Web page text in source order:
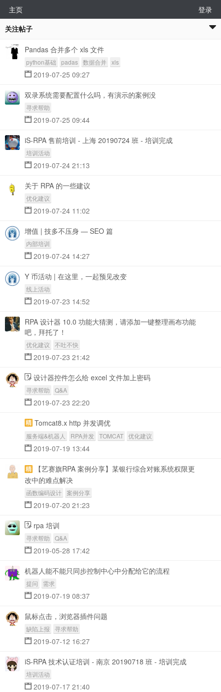
主页
登录
关注帖子
Pandas 合并多个 xls 文件
python基础 padas 数据合并 xls
2019-07-25 09:27
双录系统需要配置什么吗，有演示的案例没
寻求帮助
2019-07-25 09:44
iS-RPA 售前培训 - 上海 20190724 班 - 培训完成
培训活动
2019-07-24 21:13
关于 RPA 的一些建议
优化建议
2019-07-24 11:02
增值 | 技多不压身 — SEO 篇
内部培训
2019-07-24 14:27
Y 币活动 | 在这里，一起预见改变
线上活动
2019-07-23 14:52
RPA 设计器 10.0 功能大猜测，请添加一键整理画布功能
吧，拜托了！
优化建议 不吐不快
2019-07-23 21:42
设计器控件怎么给 excel 文件加上密码
寻求帮助 Q&A
2019-07-23 22:20
Tomcat8.x http 并发调优
服务端&机器人 RPA并发 TOMCAT 优化建议
2019-07-19 13:44
【艺赛旗RPA 案例分享】某银行综合对账系统权限更
改中的难点解决
函数编码设计 案例分享
2019-07-20 21:23
rpa 培训
寻求帮助 Q&A
2019-05-28 17:42
机器人能不能只同步控制中心中分配给它的流程
提问 需求
2019-07-19 08:37
鼠标点击，浏览器插件问题
缺陷上报 寻求帮助
2019-07-12 16:27
iS-RPA 技术认证培训 - 南京 20190718 班 - 培训完成
培训活动
2019-07-17 21:40